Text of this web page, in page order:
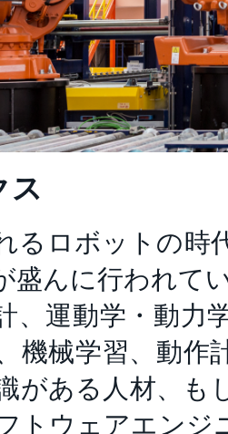
ス
るロボットの時
盛んに行われて
、運動学・動力
機械学習、動作
がある人材、も
トウェアエンジ